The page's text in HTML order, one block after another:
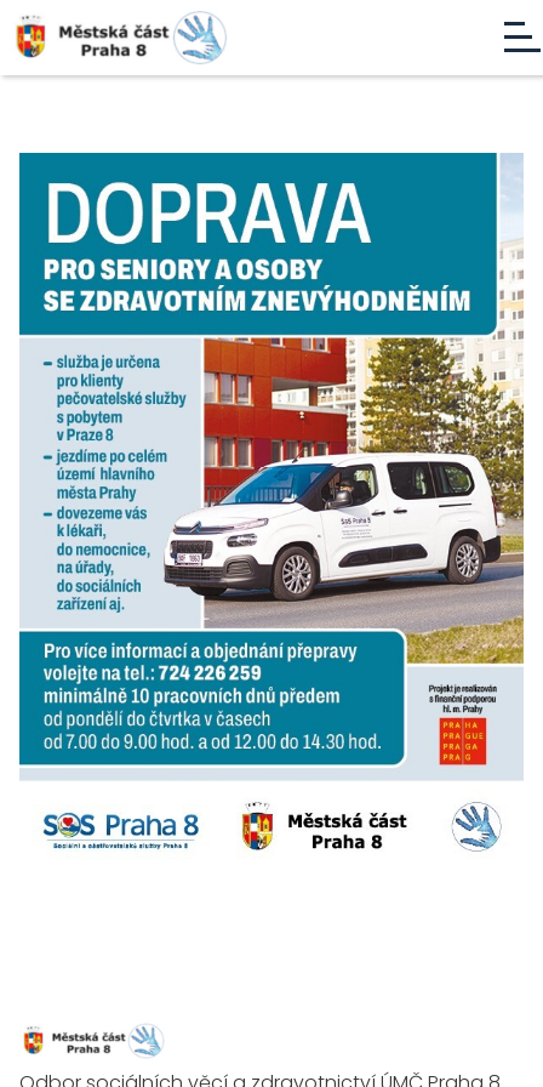
HLAVNÍ STRÁNKA
KONFERENCE: ČÍM JE KRMÍME TAKOVÉ JSOU
1. ROČNÍK 2024
ŘEČNÍCI
PROGRAM
2. ROČNÍK 2025 - ,,ZÁCHRANNÁ BRZDA''
ŘEČNÍCI
PROGRAM
3. ROČNÍK 2026 - ,,DĚTSKÁ OBEZITA A ROLE RODINY''
ŘEČNÍCI
PROGRAM